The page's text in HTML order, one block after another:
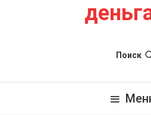
Поиск